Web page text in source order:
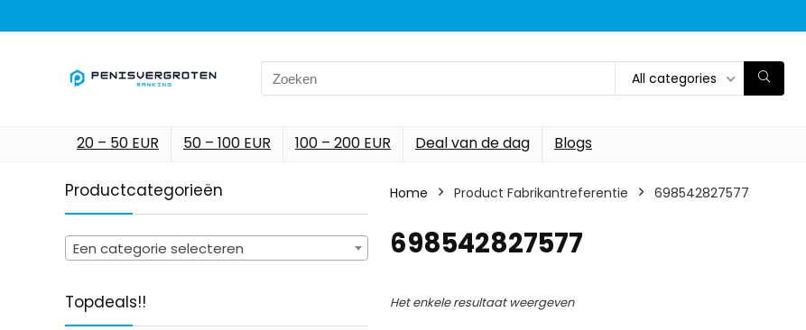
Search
for:
All categories
20 – 50 EUR 50 – 100 EUR 100 – 200 EUR Deal van de dag Blogs
Productcategorieën
Een categorie selecteren
Topdeals!!
Home Product Fabrikantreferentie ‎698542827577
‎698542827577
Het enkele resultaat weergeven